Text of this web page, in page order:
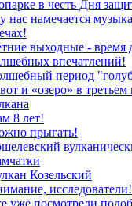
в честь Дня
нас намечается
выходные - время
впечатлений!
период
и «озеро» в третьем
8 лет!
прыгать!
Козельский
исследователи!
уже посмотрели